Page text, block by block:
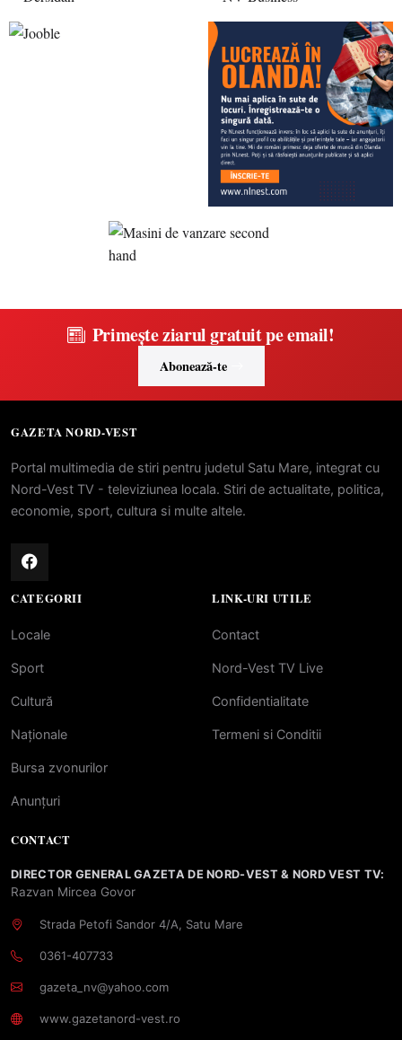
Primește ziarul gratuit pe email!
Abonează-te
GAZETA NORD-VEST
Portal multimedia de stiri pentru judetul Satu Mare, integrat cu
Nord-Vest TV - televiziunea locala. Stiri de actualitate, politica,
economie, sport, cultura si multe altele.
CATEGORII
Locale
Sport
Cultură
Naționale
Bursa zvonurilor
Anunțuri
LINK-URI UTILE
Contact
Nord-Vest TV Live
Confidentialitate
Termeni si Conditii
CONTACT
DIRECTOR GENERAL GAZETA DE NORD-VEST & NORD VEST TV:
Razvan Mircea Govor
Strada Petofi Sandor 4/A, Satu Mare
0361-407733
gazeta_nv@yahoo.com
www.gazetanord-vest.ro